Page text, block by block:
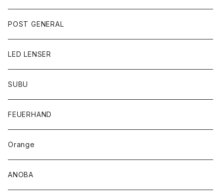
POST GENERAL
LED LENSER
SUBU
FEUERHAND
Orange
ANOBA